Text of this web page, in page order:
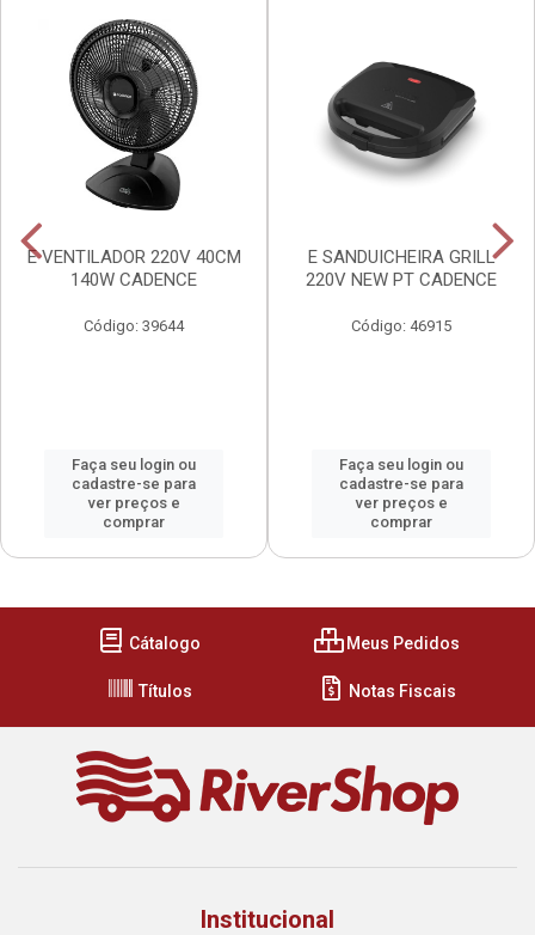
E VENTILADOR 220V 40CM
140W CADENCE
Código: 39644
Faça seu login ou
cadastre-se para
ver preços e
comprar
E SANDUICHEIRA GRILL
220V NEW PT CADENCE
Código: 46915
Faça seu login ou
cadastre-se para
ver preços e
comprar
Cátalogo Meus Pedidos
Títulos Notas Fiscais
Institucional